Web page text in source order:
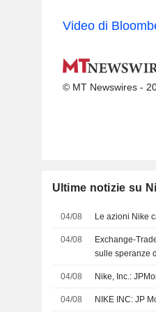
Video di
© MT Newswires -
Ultime notizie su
04/08 Le azioni Nike
04/08
Exchange-
sulle speranze
04/08 Nike, Inc.:
04/08 NIKE INC: JP